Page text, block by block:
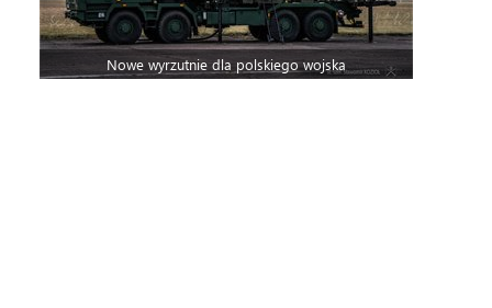
Nowe wyrzutnie dla polskiego wojska